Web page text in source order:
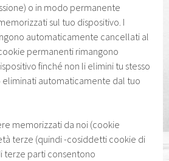
o in modo permanente
sul tuo dispositivo. I
automaticamente cancellati al
permanenti rimangono
finché non li elimini tu stesso
eliminati automaticamente dal tuo
memorizzati da noi (cookie
terze (quindi -cosiddetti cookie di
terze parti consentono